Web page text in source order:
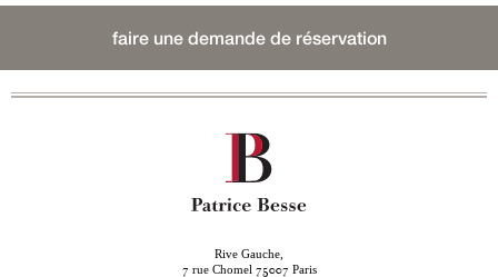
faire une demande de réservation
Rive Gauche,
7 rue Chomel 75007 Paris